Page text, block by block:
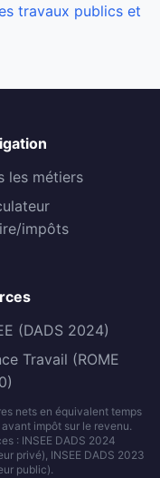
travaux publics et
les métiers
impôts
(DADS 2024)
Travail (ROME
nets en équivalent temps
avant impôt sur le revenu.
: INSEE DADS 2024
privé), INSEE DADS 2023
public).